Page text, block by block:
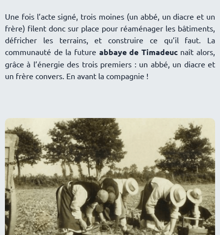
Une fois l’acte signé, trois moines (un abbé, un diacre et un
frère) filent donc sur place pour réaménager les bâtiments,
défricher les terrains, et construire ce qu’il faut. La
communauté de la future abbaye de Timadeucnaît alors,
grâce à l’énergie des trois premiers : un abbé, un diacre et
un frère convers. En avant la compagnie !